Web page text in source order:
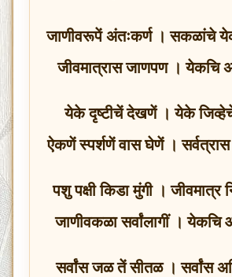
जाणीवरूपें अंतःकर्ण । सकळांचे
जीवमात्रास जाणपण ।
येके दृष्टीचें देखणें । येके
ऐकणें स्पर्शणें वास घेणें ।
पशु पक्षी किडा मुंगी । जीवमात्र
जाणीवकळा सर्वांलागीं ।
सर्वांस जळ तें सीतळ । सर्वांस